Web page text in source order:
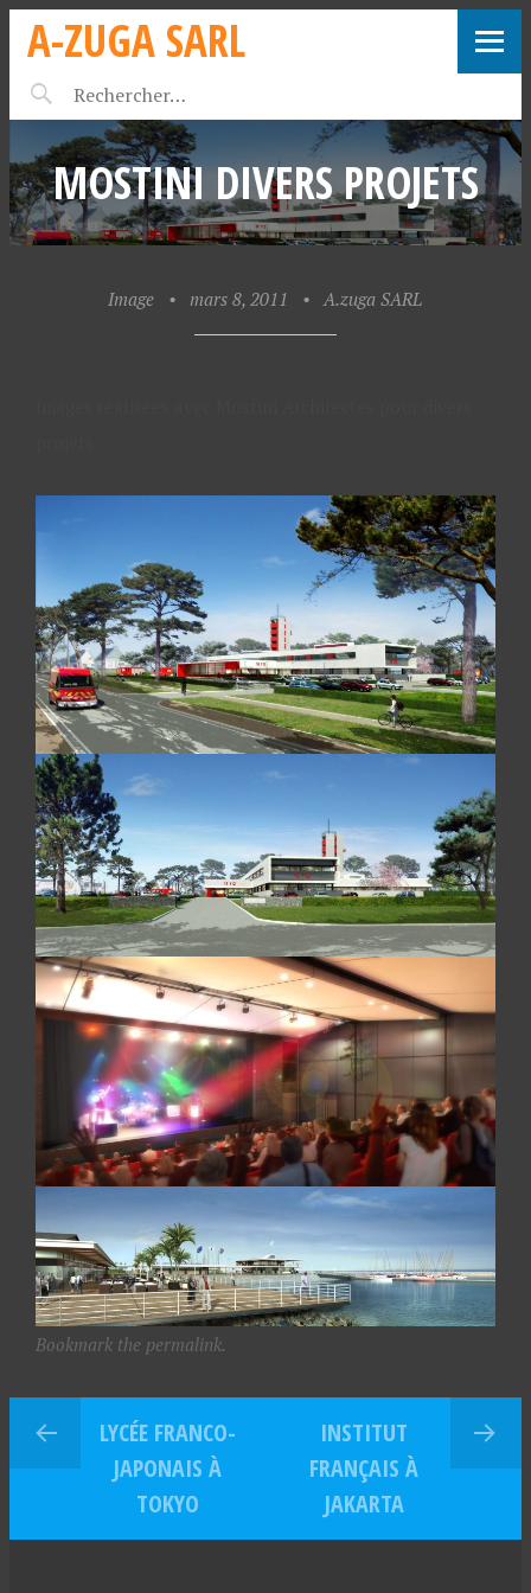
A-ZUGA SARL
MOSTINI DIVERS PROJETS
Image • mars 8, 2011 • A.zuga SARL
Bookmark the permalink.
LYCÉE FRANCO-
JAPONAIS À
TOKYO
INSTITUT
FRANÇAIS À
JAKARTA